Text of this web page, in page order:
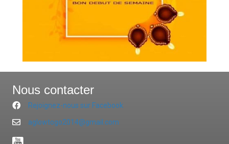
Nous contacter
Rejoignez-nous sur Facebook
aglowtogo2014@gmail.com